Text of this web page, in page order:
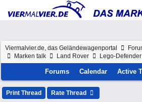
Viermalvier.de, das Geländewagenportal
Marken talk
Land Rover Lego-
Forums Calendar Active
Print Thread Rate Thread